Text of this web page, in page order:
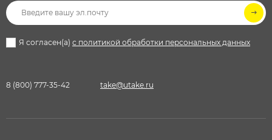
Я согласен(a) с политикой обработки персональных данных
8 (800) 777-35-42 take@utake.ru